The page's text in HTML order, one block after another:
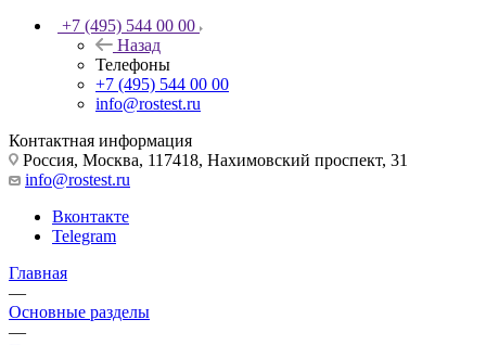
+7 (495) 544 00 00
Назад
Телефоны
+7 (495) 544 00 00
info@rostest.ru
Контактная информация
Россия, Москва, 117418, Нахимовский проспект, 31
info@rostest.ru
Вконтакте
Telegram
Главная
—
Основные разделы
—